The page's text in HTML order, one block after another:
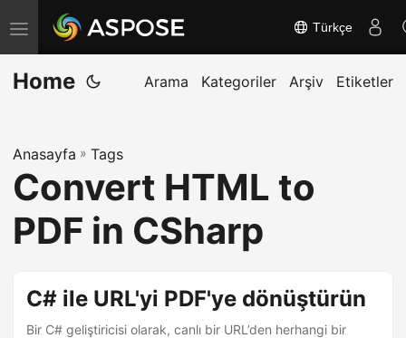
G
e
z
m
e
i
Türkçe
Home Arama Kategoriler Arşiv Etiketler
Anasayfa » Tags
Convert HTML to
PDF in CSharp
C# ile URL'yi PDF'ye dönüştürün
Bir C# geliştiricisi olarak, canlı bir URL’den herhangi bir